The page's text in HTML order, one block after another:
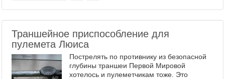
Траншейное приспособление для
пулемета Люиса
Пострелять по противнику из безопасной
глубины траншеи Первой Мировой
хотелось и пулеметчикам тоже. Это